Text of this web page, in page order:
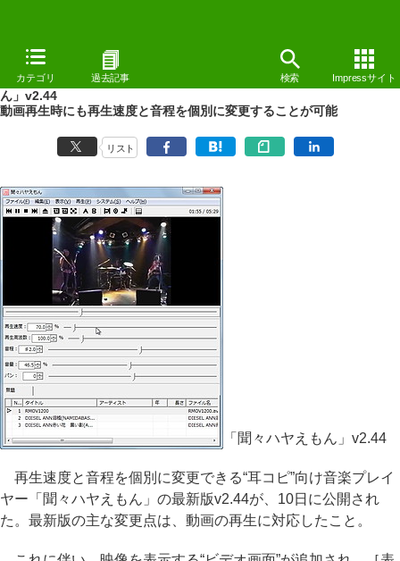
カテゴリ 過去記事 検索 Impressサイト
NEWS（12/05/11 14:13）
動画再生に対応した“耳コピ”向けメディアプレイヤー「聞々ハヤえも
ん」v2.44
動画再生時にも再生速度と音程を個別に変更することが可能
リスト
「聞々ハヤえもん」v2.44
再生速度と音程を個別に変更できる“耳コピ”向け音楽プレイ
ヤー「聞々ハヤえもん」の最新版v2.44が、10日に公開され
た。最新版の主な変更点は、動画の再生に対応したこと。